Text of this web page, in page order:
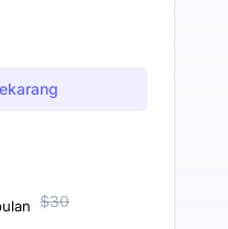
$30